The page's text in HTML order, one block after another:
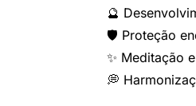
🔮
🛡️ Proteção
✨ Meditação
💭